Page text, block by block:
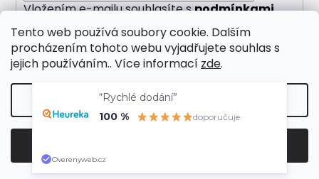
Tento web používá soubory cookie. Dalším
procházením tohoto webu vyjadřujete souhlas s
jejich používáním.. Více informací zde.
Nastavení
Vložením e-mailu souhlasíte spodmínkami
ochrany osobních údajů
PŘIHLÁSIT SE
Upravit nastavení cookies
“Rychlé dodání”
100 %
doporučuje
Overenyweb.cz